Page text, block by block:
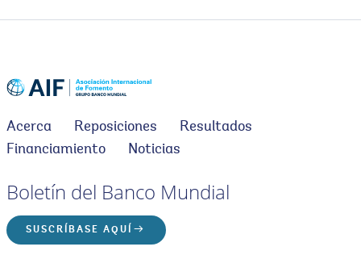
Acerca Reposiciones
Resultados
Financiamiento
Noticias
Boletín del Banco Mundial
SUSCRÍBASE AQUÍ